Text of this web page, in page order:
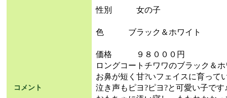
コメント
性別 女の子
色 ブラック＆ホワイト
価格 ９８０００円
ロングコートチワワのブラック＆
お鼻が短く甘?いフェイスに育って
泣き声もピヨ?ピヨ?と可愛い子です